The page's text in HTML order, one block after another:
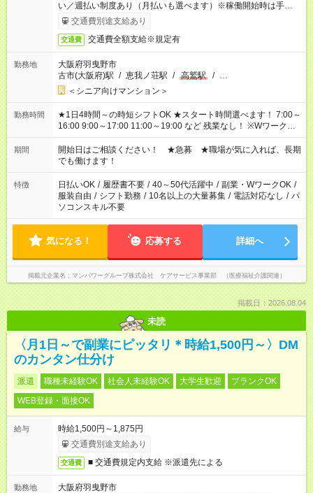
い／週払い制度あり（月払いも選べます）※稼働開始時は手続き
完了次第のお支払いとなります。
交通費別途支給あり
交通費 交通費全額支給※規定有
勤務地
大阪府羽曳野市
古市(大阪府)駅 / 恵我ノ荘駅 / 高鷲駅 / …
＜シニア向けマンション＞
勤務時間
★1日4時間～の時短シフトOK ★スタート時間選べます！ 7:00～
16:00 9:00～17:00 11:00～19:00 など 残業なし！ ※Wワークの
場合、他のお仕事と合わせ週40時間超の就業はご案内できませ
ん ※法令に基づき、週20時間以上勤務は社会保険への加入対象
となります ※労働者派遣法（日雇い派遣の原則禁止）により、
短時間・短期間の就業はご案内が難しい場合があります
期間
開始日はご相談ください！ ★急募 ★職場が気に入れば、長期
でも働けます！
特徴 日払いOK / 履歴書不要 / 40～50代活躍中 / 副業・WワークOK /
服装自由 / シフト勤務 / 10名以上の大量募集 / 電話対応なし / パ
ソコンスキル不要
気になる！ 応募する 詳細へ
掲載元企業名 マンパワーグループ株式会社 ケアサービス事業部 （医療福祉介護関連）
掲載日：2026.08.04
未読
〈月1日～で副業にピッタリ＊時給1,500円～〉DM
のカンタン仕分け
派遣 職種未経験OK 社会人未経験OK 大学生歓迎
ブランクOK
WEB登録・面接OK
給与
時給1,500円～1,875円
交通費別途支給あり
交通費 ■ 交通費規定内支給 ※派遣先による
勤務地
大阪府羽曳野市